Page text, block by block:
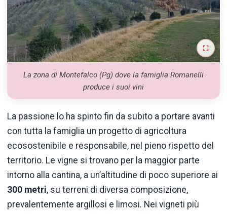
La zona di Montefalco (Pg) dove la famiglia Romanelli
produce i suoi vini
La passione lo ha spinto fin da subito a portare avanti
con tutta la famiglia un progetto di agricoltura
ecosostenibile e responsabile, nel pieno rispetto del
territorio. Le vigne si trovano per la maggior parte
intorno alla cantina, a un’altitudine di poco superiore ai
300 metri, su terreni di diversa composizione,
prevalentemente argillosi e limosi. Nei vigneti più